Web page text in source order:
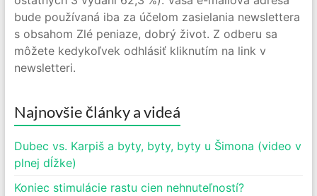
bude používaná iba za účelom zasielania newslettera
s obsahom Zlé peniaze, dobrý život. Z odberu sa
môžete kedykoľvek odhlásiť kliknutím na link v
newsletteri.
Najnovšie články a videá
Dubec vs. Karpiš a byty, byty, byty u Šimona (video v
plnej dĺžke)
Koniec stimulácie rastu cien nehnuteľností?